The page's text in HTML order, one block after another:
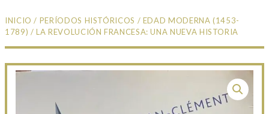
INICIO / PERÍODOS HISTÓRICOS / EDAD MODERNA (1453-
1789) / LA REVOLUCIÓN FRANCESA: UNA NUEVA HISTORIA